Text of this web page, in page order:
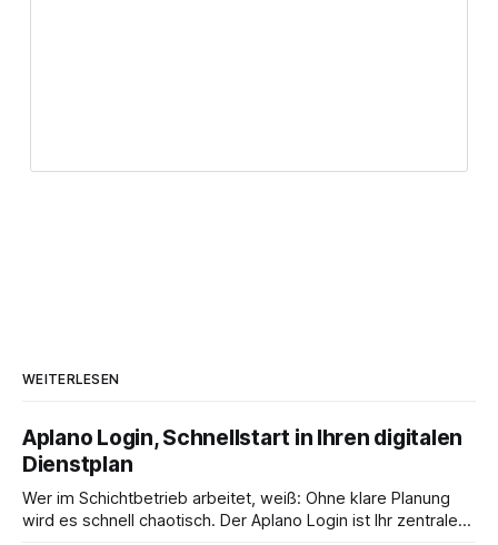
WEITERLESEN
Aplano Login, Schnellstart in Ihren digitalen
Dienstplan
Wer im Schichtbetrieb arbeitet, weiß: Ohne klare Planung
wird es schnell chaotisch. Der Aplano Login ist Ihr zentraler